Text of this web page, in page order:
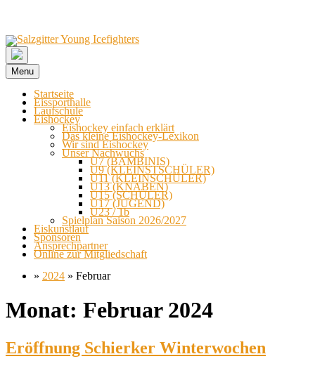
Menu
Startseite
Eissporthalle
Laufschule
Eishockey
Eishockey einfach erklärt
Das kleine Eishockey-Lexikon
Wir sind Eishockey
Unser Nachwuchs
U7 (BAMBINIS)
U9 (KLEINSTSCHÜLER)
U11 (KLEINSCHÜLER)
U13 (KNABEN)
U15 (SCHÜLER)
U17 (JUGEND)
U23 / 1b
Spielplan Saison 2026/2027
Eiskunstlauf
Sponsoren
Ansprechpartner
Online zur Mitgliedschaft
» 2024 » Februar
to
Monat: Februar 2024
Eröffnung Schierker Winterwochen